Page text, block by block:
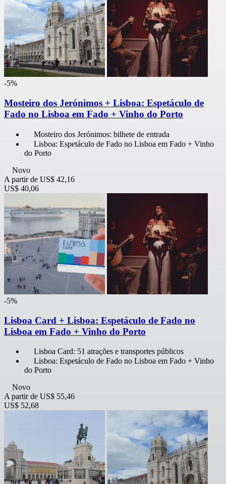
-5%
Mosteiro dos Jerónimos + Lisboa: Espetáculo de
Fado no Lisboa em Fado + Vinho do Porto
Mosteiro dos Jerónimos: bilhete de entrada
Lisboa: Espetáculo de Fado no Lisboa em Fado + Vinho
do Porto
Novo
A partir de US$ 42,16
US$ 40,06
-5%
Lisboa Card + Lisboa: Espetáculo de Fado no
Lisboa em Fado + Vinho do Porto
Lisboa Card: 51 atrações e transportes públicos
Lisboa: Espetáculo de Fado no Lisboa em Fado + Vinho
do Porto
Novo
A partir de US$ 55,46
US$ 52,68